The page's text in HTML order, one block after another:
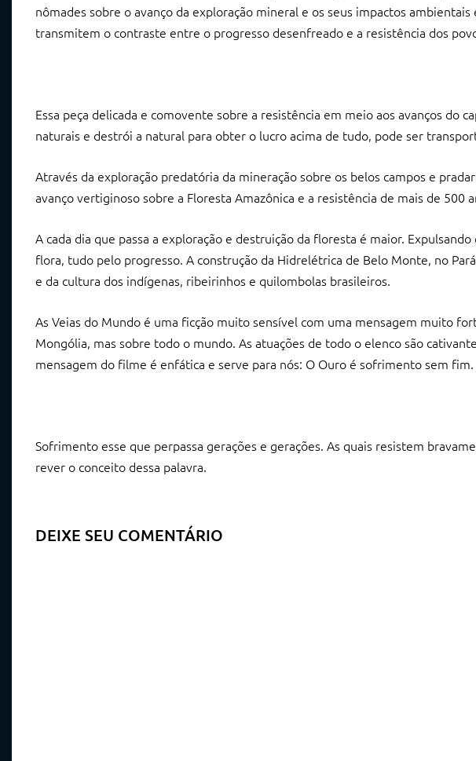
nômades sobre o avanço da exploração mineral e os seus impactos
transmitem o contraste entre o progresso desenfreado e a resistência dos
Essa peça delicada e comovente sobre a resistência em meio aos avanços do
naturais e destrói a natural para obter o lucro acima de tudo, pode ser
Através da exploração predatória da mineração sobre os belos campos e
avanço vertiginoso sobre a Floresta Amazônica e a resistência de mais de 500
A cada dia que passa a exploração e destruição da floresta é maior.
flora, tudo pelo progresso. A construção da Hidrelétrica de Belo Monte, no
e da cultura dos indígenas, ribeirinhos e quilombolas brasileiros.
As Veias do Mundo é uma ficção muito sensível com uma mensagem muito
Mongólia, mas sobre todo o mundo. As atuações de todo o elenco são
mensagem do filme é enfática e serve para nós: O Ouro é sofrimento sem fim.
Sofrimento esse que perpassa gerações e gerações. As quais resistem
rever o conceito dessa palavra.
DEIXE SEU COMENTÁRIO